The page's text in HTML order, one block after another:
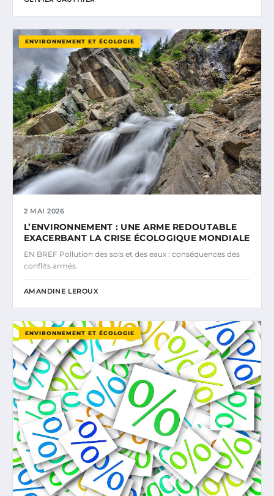
ENVIRONNEMENT ET ÉCOLOGIE
2 MAI 2026
L’ENVIRONNEMENT : UNE ARME REDOUTABLE
EXACERBANT LA CRISE ÉCOLOGIQUE MONDIALE
EN BREF Pollution des sols et des eaux : conséquences des
conflits armés.
AMANDINE LEROUX
ENVIRONNEMENT ET ÉCOLOGIE